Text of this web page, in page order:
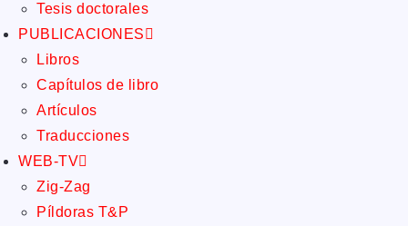
Tesis doctorales
PUBLICACIONES
Libros
Capítulos de libro
Artículos
Traducciones
WEB-TV
Zig-Zag
Píldoras T&P